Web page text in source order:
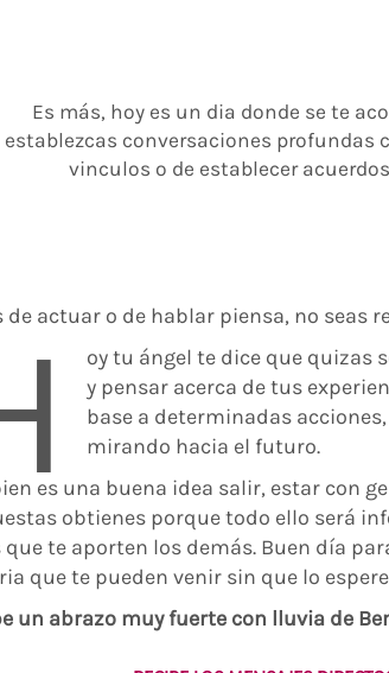
Es más, hoy es un dia donde se te
establezcas conversaciones profundas
vinculos o de establecer
de actuar o de hablar piensa, no seas
oy tu ángel te dice que quizas
y pensar acerca de tus
base a determinadas
mirando hacia el futuro.
es una buena idea salir, estar con
obtienes porque todo ello será
que te aporten los demás. Buen día
que te pueden venir sin que lo
un abrazo muy fuerte con lluvia de